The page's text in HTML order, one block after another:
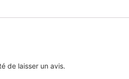
de laisser un avis.